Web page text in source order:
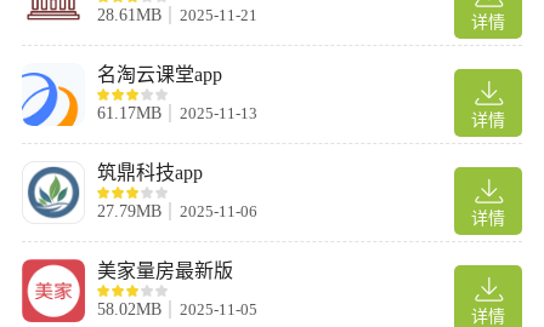
详情
28.61MB 2025-11-21
详情
名淘云课堂app
61.17MB 2025-11-13
详情
筑鼎科技app
27.79MB 2025-11-06
详情
美家量房最新版
58.02MB 2025-11-05